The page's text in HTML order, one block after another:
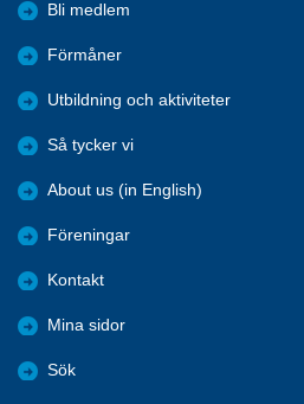
Bli medlem
Förmåner
Utbildning och aktiviteter
Så tycker vi
About us (in English)
Föreningar
Kontakt
Mina sidor
Sök